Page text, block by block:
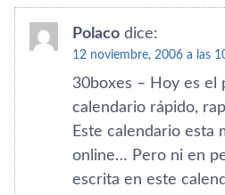
Polaco dice:
12 noviembre, 2006 a las
30boxes – Hoy es el
calendario rápido,
Este calendario esta
online… Pero ni en
escrita en este